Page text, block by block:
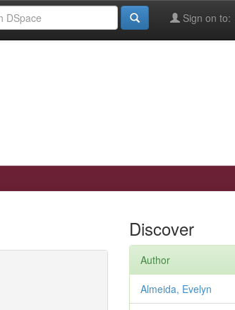
Sign on to:
Discover
Author
Almeida, Evelyn